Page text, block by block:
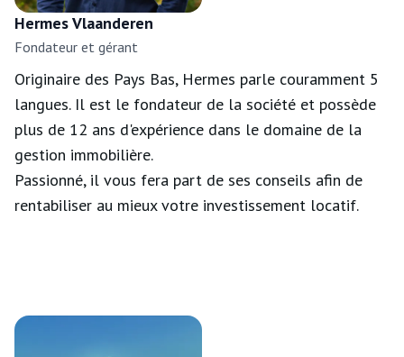
Hermes Vlaanderen
Fondateur et gérant
Originaire des Pays Bas, Hermes parle couramment 5
langues. Il est le fondateur de la société et possède
plus de 12 ans d'expérience dans le domaine de la
gestion immobilière.
Passionné, il vous fera part de ses conseils afin de
rentabiliser au mieux votre investissement locatif.